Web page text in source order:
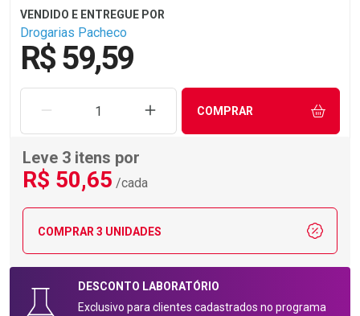
Drogarias Pacheco
R$ 59,59
REMOVER UMA UNIDADEAUMENTAR UMA UNIDADE
COMPRAR
Leve 3 itens por
R$ 50,65 /cada
COMPRAR 3 UNIDADES
DESCONTO LABORATÓRIO
Exclusivo para clientes cadastrados no programa